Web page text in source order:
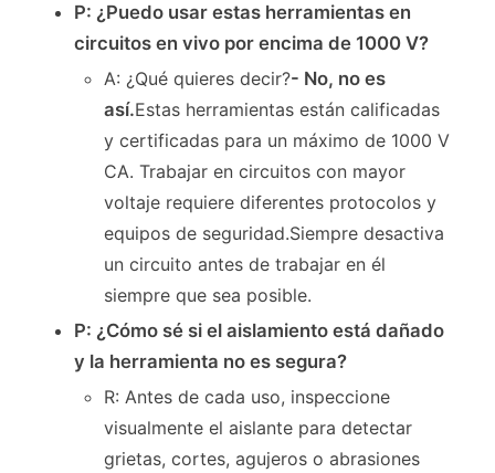
P: ¿Puedo usar estas herramientas en
circuitos en vivo por encima de 1000 V?
A: ¿Qué quieres decir?- No, no es
así.Estas herramientas están calificadas
y certificadas para un máximo de 1000 V
CA. Trabajar en circuitos con mayor
voltaje requiere diferentes protocolos y
equipos de seguridad.Siempre desactiva
un circuito antes de trabajar en él
siempre que sea posible.
P: ¿Cómo sé si el aislamiento está dañado
y la herramienta no es segura?
R: Antes de cada uso, inspeccione
visualmente el aislante para detectar
grietas, cortes, agujeros o abrasiones